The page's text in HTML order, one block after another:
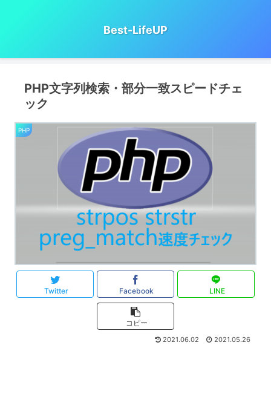
Best-LifeUP
PHP文字列検索・部分一致スピードチェ
ック
PHP
Twitter Facebook LINE
コピー
2021.06.02 2021.05.26